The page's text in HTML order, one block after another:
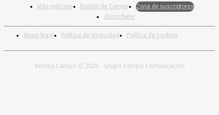
Aviso legal Política de privacidad Política de cookies
Más noticias
Boletín de Campo
Zona de suscriptores
¡Suscríbete!
Revista Campo Ⓒ 2026 - Grupo Campo Comunicación